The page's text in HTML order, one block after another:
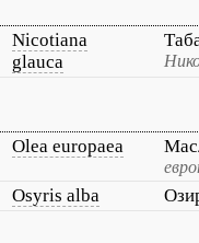
Nicotiana
glauca
Olea europaea
Osyris alba